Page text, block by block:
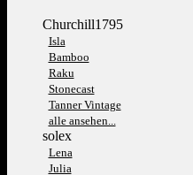
Churchill1795
Isla
Bamboo
Raku
Stonecast
Tanner Vintage
alle ansehen...
solex
Lena
Julia